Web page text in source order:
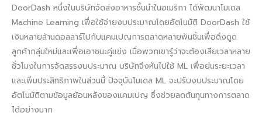
DoorDash หนึ่งในบริษัทจัดส่งอาหารชั้นนำในอเมริกา ได้พัฒนาโมเดล
Machine Learning เพื่อใช้จ่ายงบประมาณโดยอัตโนมัติ DoorDash ใช้
เงินหลายล้านดอลลาร์ไปกับแคมเปญการตลาดหลายพันชิ้นเพื่อดึงดูด
ลูกค้ากลุ่มใหม่และเพื่อเอาชนะคู่แข่ง เมื่อพวกเขารู้ว่าจะต้องเสียเวลาหลาย
ชั่วโมงในการจัดสรรงบประมาณ บริษัทจึงหันไปใช้ ML เพื่อย่นระยะเวลา
และเพิ่มประสิทธิภาพในส่วนนี้ ปัจจุบันโมเดล ML จะปรับงบประมาณโดย
อัตโนมัติตามข้อมูลย้อนหลังของแคมเปญ ซึ่งช่วยลดต้นทุนทางการตลาด
ได้อย่างมาก